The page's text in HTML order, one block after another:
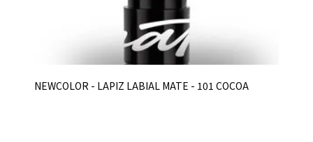
NEWCOLOR - LAPIZ LABIAL MATE - 101 COCOA